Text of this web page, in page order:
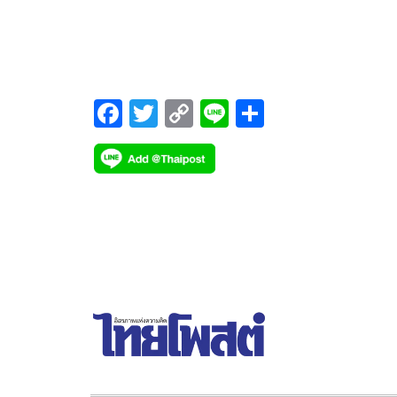
F
ac
e
T
wi
tt
C
o
p
Li